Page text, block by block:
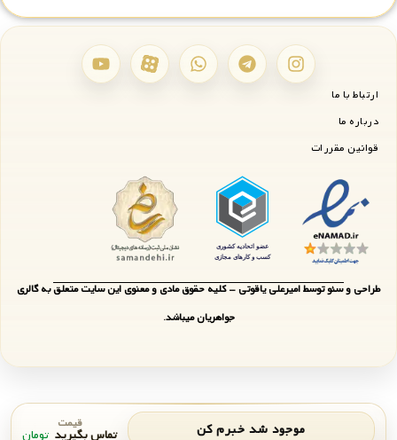
موجود شد خبرم کن قیمت
تماس بگیرید تومان
ارتباط با ما
درباره ما
قوانین مقررات
طراحی و سئو توسط امیرعلی یاقوتی - کلیه حقوق مادی و معنوی این سایت متعلق به گالری
جواهریان میباشد.